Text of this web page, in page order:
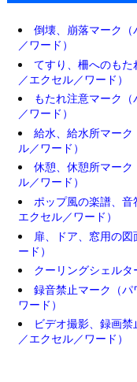
倒壊、崩落マーク
／ワード）
てすり、柵へのも
／エクセル／ワード）
もたれ注意マーク
／ワード）
給水、給水所マー
ル／ワード）
休憩、休憩所マー
ル／ワード）
ポップ風の楽譜、
エクセル／ワード）
扉、ドア、窓用の
ード）
クーリングシェルタ
録音禁止マーク（パ
ワード）
ビデオ撮影、録画
／エクセル／ワード）